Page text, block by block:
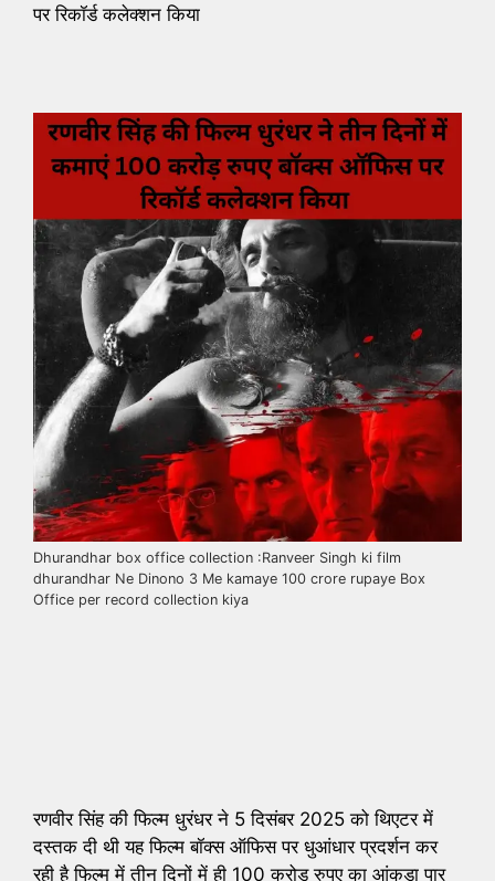
पर रिकॉर्ड कलेक्शन किया
Dhurandhar box office collection :Ranveer Singh ki film
dhurandhar Ne Dinono 3 Me kamaye 100 crore rupaye Box
Office per record collection kiya
रणवीर सिंह की फिल्म धुरंधर ने 5 दिसंबर 2025 को थिएटर में
दस्तक दी थी यह फिल्म बॉक्स ऑफिस पर धुआंधार प्रदर्शन कर
रही है फिल्म में तीन दिनों में ही 100 करोड रुपए का आंकड़ा पार